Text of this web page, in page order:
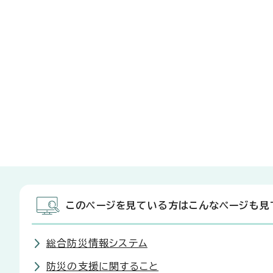
このページを見ている方はこんなページも見
総合防災情報システム
防災の支援に関すること